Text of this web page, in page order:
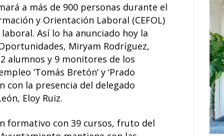
a más de 900 personas durante el
y Orientación Laboral (CEFOL)
Así lo ha anunciado hoy la
Miryam Rodríguez,
alumnos y 9 monitores de los
‘Tomás Bretón’ y ‘Prado
con la presencia del delegado
Eloy Ruiz.
formativo con 39 cursos, fruto del